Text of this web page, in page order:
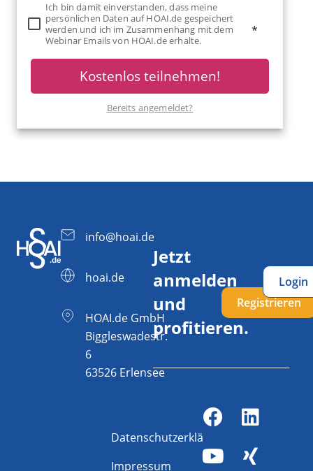
Ich bin damit einverstanden, dass meine
persönlichen Daten auf HOAI.de gespeichert
werden und ich im Zusammenhang mit dem
Webinar Emails von HOAI.de erhalte.
*
Kostenlos teilnehmen!
Bereits angemeldet?
info@hoai.de
hoai.de
HOAI.de GmbH
Biggleswadestr.
6
63526 Erlensee
Jetzt
anmelden
und
profitieren.
Registrieren
Login
Datenschutzerklärung
Impressum